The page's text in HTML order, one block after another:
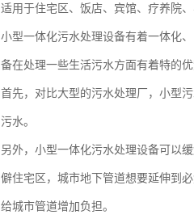
适用于住宅区、饭店、宾馆、疗养院
小型一体化污水处理设备有着一体化
备在处理一些生活污水方面有着特的
首先，对比大型的污水处理厂，小型
污水。
另外，小型一体化污水处理设备可以
僻住宅区，城市地下管道想要延伸到
给城市管道增加负担。